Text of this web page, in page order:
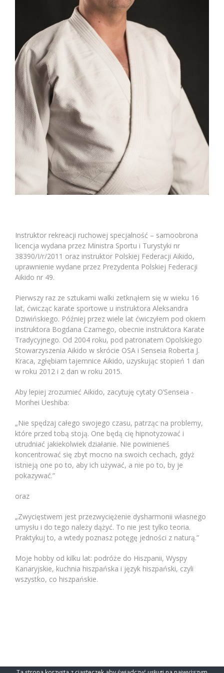
Instruktor rekreacji ruchowej specjalność – samoobrona
licencja wydana przez Ministra Sportu i Turystyki nr
38390/I/r/2011 oraz instruktor Polskiej Federacji Aikido,
uprawnienie wydane przez Prezydenta Polskiej Federacji
Aikido nr 49.
Pierwszy raz ze sztukami walki zetknąłem się w wieku 16
lat, ćwicząc karate sportowe u instruktora Aleksandra
Dziwińskiego. Później przez wiele lat ćwiczyłem pod okiem
instruktora Bogdana Czarnego, obecnie instruktora Karate
Tradycyjnego. Od 2004 roku, pod patronatem Opolskiego
Stowarzyszenia Aikido w skrócie OSA i Senseia Roberta J.
Kraca, zgłębiam tajemnice Aikido, uzyskując stopień 1 dan
w roku 2012 i 2 dan w roku 2015.
Aby lepiej zrozumieć Aikido, zacytuję cytaty O’Senseia -
Morihei Ueshiba:
„Nie spędzaj całego swojego czasu, patrząc na problemy,
które przed tobą stoją. One będą cię hipnotyzować i
utrudniać jakiekolwiek działanie. Nie powinieneś
koncentrować się zbyt mocno na swoich cechach, gdyż
istnieją one po to, aby ich używać, a nie po to, by je
pokazywać.”
oraz
„Zwycięstwem jest przezwyciężenie dysharmonii własnego
umysłu i do tego należy dążyć. To nie jest tylko teoria.
Praktykuj to, a wtedy poznasz potęgę jedności z naturą.”
Moje hobby od kilku lat: podróże do Hiszpanii, Wyspy
Kanaryjskie, kuchnia hiszpańska i język hiszpański, czyli
wszystko, co hiszpańskie.
OSA STOWARZYSZENIE SZTUK WALKI © 2022AIKIDO-OSA.PL.